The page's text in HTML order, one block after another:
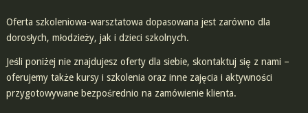
Oferta szkoleniowa-warsztatowa dopasowana jest zarówno dla
dorosłych, młodzieży, jak i dzieci szkolnych.
Jeśli poniżej nie znajdujesz oferty dla siebie, skontaktuj się z nami –
oferujemy także kursy i szkolenia oraz inne zajęcia i aktywności
przygotowywane bezpośrednio na zamówienie klienta.